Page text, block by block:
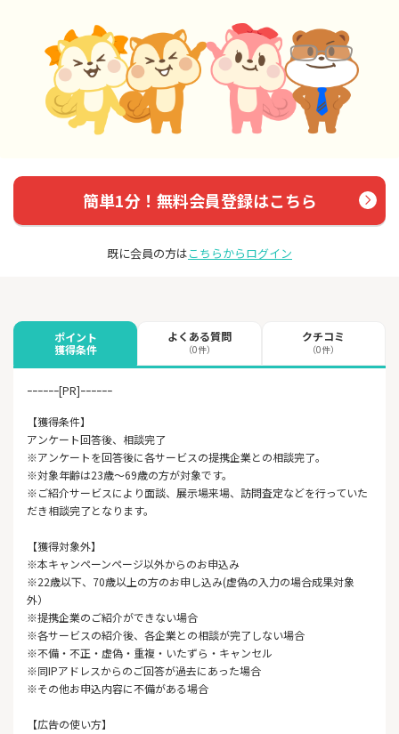
簡単1分！無料会員登録はこちら
既に会員の方はこちらからログイン
ポイント
獲得条件
よくある質問
（0件）
クチコミ
（0件）
ｰｰｰｰｰｰ[PR]ｰｰｰｰｰｰ
【獲得条件】
アンケート回答後、相談完了
※アンケートを回答後に各サービスの提携企業との相談完了。
※対象年齢は23歳～69歳の方が対象です。
※ご紹介サービスにより面談、展示場来場、訪問査定などを行っていた
だき相談完了となります。
【獲得対象外】
※本キャンペーンページ以外からのお申込み
※22歳以下、70歳以上の方のお申し込み(虚偽の入力の場合成果対象
外）
※提携企業のご紹介ができない場合
※各サービスの紹介後、各企業との相談が完了しない場合
※不備・不正・虚偽・重複・いたずら・キャンセル
※同IPアドレスからのご回答が過去にあった場合
※その他お申込内容に不備がある場合
【広告の使い方】